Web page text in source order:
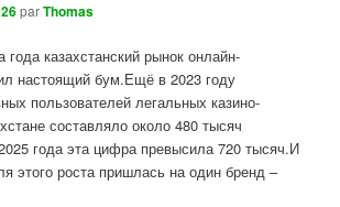
parThomas
казахстанский рынок онлайн-
настоящий бум.Ещё в 2023 году
пользователей легальных казино-
составляло около 480 тысяч
года эта цифра превысила 720 тысяч.И
этого роста пришлась на один бренд –